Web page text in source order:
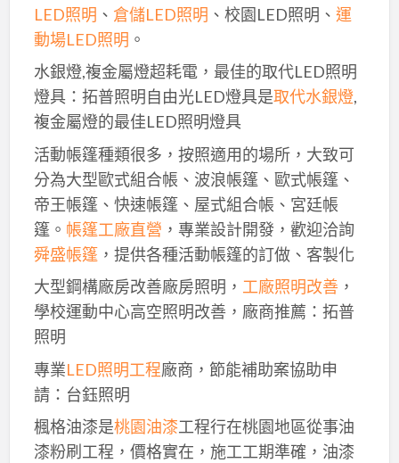
LED照明 、 倉儲LED照明 、校園LED照明、 運
動場LED照明 。
水銀燈,複金屬燈超耗電，最佳的取代LED照明
燈具：拓普照明自由光LED燈具是取代水銀燈,
複金屬燈的最佳LED照明燈具
活動帳篷種類很多，按照適用的場所，大致可
分為大型歐式組合帳、波浪帳篷、歐式帳篷、
帝王帳篷、快速帳篷、屋式組合帳、宮廷帳
篷。 帳篷工廠直營 ，專業設計開發，歡迎洽詢
舜盛帳篷，提供各種活動帳篷的訂做、客製化
大型鋼構廠房改善廠房照明， 工廠照明改善，
學校運動中心高空照明改善，廠商推薦：拓普
照明
專業LED照明工程廠商，節能補助案協助申
請：台鈺照明
楓格油漆是桃園油漆工程行在桃園地區從事油
漆粉刷工程，價格實在，施工工期準確，油漆